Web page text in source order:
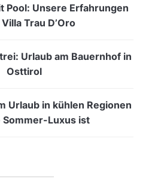
Pool: Unsere Erfahrungen
Trau D’Oro
Urlaub am Bauernhof in
Osttirol
Urlaub in kühlen Regionen
Sommer-Luxus ist